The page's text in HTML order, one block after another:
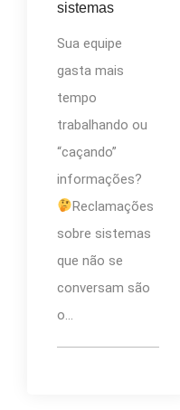
sistemas
Sua equipe
gasta mais
tempo
trabalhando ou
“caçando”
informações?
Reclamações
sobre sistemas
que não se
conversam são
o...